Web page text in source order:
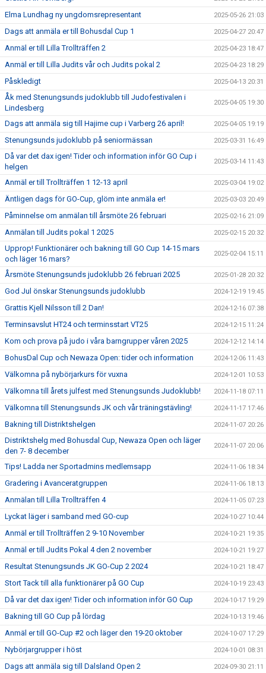
Elma Lundhag ny ungdomsrepresentant 2025-05-26 21:03
Dags att anmäla er till Bohusdal Cup 1 2025-04-27 20:47
Anmäl er till Lilla Trollträffen 2 2025-04-23 18:47
Anmäl er till Lilla Judits vår och Judits pokal 2 2025-04-23 18:29
Påskledigt 2025-04-13 20:31
Åk med Stenungsunds judoklubb till Judofestivalen i
Lindesberg
2025-04-05 19:30
Dags att anmäla sig till Hajime cup i Varberg 26 april! 2025-04-05 19:19
Stenungsunds judoklubb på seniormässan 2025-03-31 16:49
Då var det dax igen! Tider och information inför GO Cup i
helgen
2025-03-14 11:43
Anmäl er till Trollträffen 1 12-13 april 2025-03-04 19:02
Äntligen dags för GO-Cup, glöm inte anmäla er! 2025-03-03 20:49
Påminnelse om anmälan till årsmöte 26 februari 2025-02-16 21:09
Anmälan till Judits pokal 1 2025 2025-02-15 20:32
Upprop! Funktionärer och bakning till GO Cup 14-15 mars
och läger 16 mars?
2025-02-04 15:11
Årsmöte Stenungsunds judoklubb 26 februari 2025 2025-01-28 20:32
God Jul önskar Stenungsunds judoklubb 2024-12-19 19:45
Grattis Kjell Nilsson till 2 Dan! 2024-12-16 07:38
Terminsavslut HT24 och terminsstart VT25 2024-12-15 11:24
Kom och prova på judo i våra barngrupper våren 2025 2024-12-12 14:14
BohusDal Cup och Newaza Open: tider och information 2024-12-06 11:43
Välkomna på nybörjarkurs för vuxna 2024-12-01 10:53
Välkomna till årets julfest med Stenungsunds Judoklubb! 2024-11-18 07:11
Välkomna till Stenungsunds JK och vår träningstävling! 2024-11-17 17:46
Bakning till Distriktshelgen 2024-11-07 20:26
Distriktshelg med Bohusdal Cup, Newaza Open och läger
den 7- 8 december
2024-11-07 20:06
Tips! Ladda ner Sportadmins medlemsapp 2024-11-06 18:34
Gradering i Avanceratgruppen 2024-11-06 18:13
Anmälan till Lilla Trollträffen 4 2024-11-05 07:23
Lyckat läger i samband med GO-cup 2024-10-27 10:44
Anmäl er till Trollträffen 2 9-10 November 2024-10-21 19:35
Anmäl er till Judits Pokal 4 den 2 november 2024-10-21 19:27
Resultat Stenungsunds JK GO-Cup 2 2024 2024-10-21 18:47
Stort Tack till alla funktionärer på GO Cup 2024-10-19 23:43
Då var det dax igen! Tider och information inför GO Cup 2024-10-17 19:29
Bakning till GO Cup på lördag 2024-10-13 19:46
Anmäl er till GO-Cup #2 och läger den 19-20 oktober 2024-10-07 17:29
Nybörjargrupper i höst 2024-10-01 08:31
Dags att anmäla sig till Dalsland Open 2 2024-09-30 21:11